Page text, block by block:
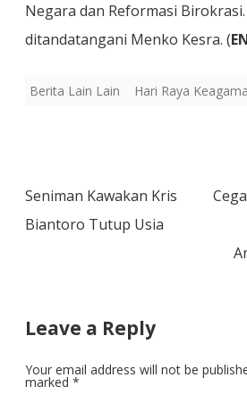
Negara dan Reformasi
ditandatangani Menko Kesra. (
Berita Lain Lain Hari Raya
Post
navigation
Seniman Kawakan Kris
Biantoro Tutup Usia
Leave a Reply
Your email address will not be
marked *